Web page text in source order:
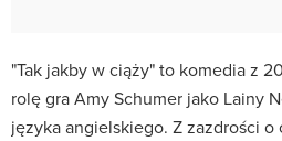
"Tak jakby w ciąży" to komedia z
rolę gra Amy Schumer jako Lainy
języka angielskiego. Z zazdrości o